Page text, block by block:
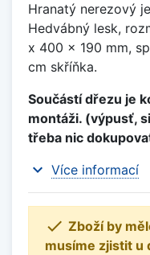
Hranatý nerezový
Hedvábný lesk,
x 400 x 190 mm,
cm skříňka.
Součástí dřezu je
montáži. (výpusť,
třeba nic
expand_more Více informací
 Zboží by
musíme zjistit u